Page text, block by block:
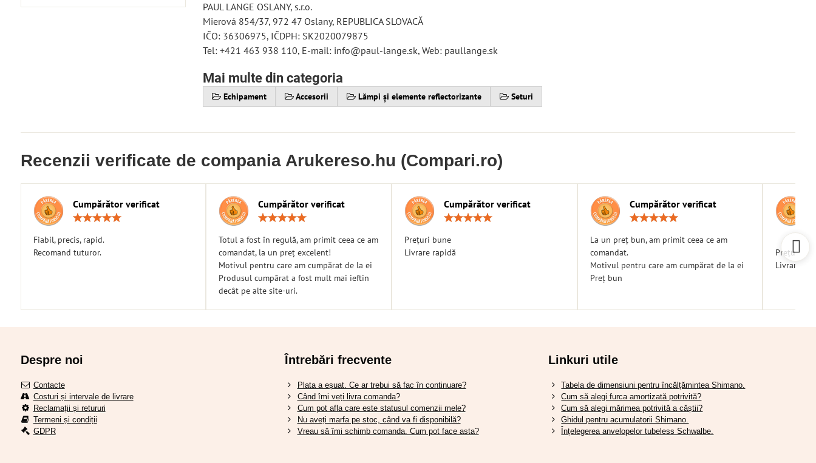
PAUL LANGE OSLANY, s.r.o.
Mierová 854/37, 972 47 Oslany, REPUBLICA SLOVACĂ
IČO: 36306975, IČDPH: SK2020079875
Tel: +421 463 938 110, E-mail: info@paul-lange.sk, Web: paullange.sk
Mai multe din categoria
Echipament Accesorii Lămpi și elemente reflectorizante Seturi
Recenzii verificate de compania Arukereso.hu (Compari.ro)
Cumpărător verificat
Fiabil, precis, rapid.
Recomand tuturor.
Cumpărător verificat
/
5
Totul a fost în regulă, am primit ceea ce am
comandat, la un preț excelent!
Motivul pentru care am cumpărat de la ei
Produsul cumpărat a fost mult mai ieftin
decât pe alte site-uri.
Cumpărător verificat
Prețuri bune
Livrare rapidă
Cumpărător verificat
/
5
La un preț bun, am primit ceea ce am
comandat.
Motivul pentru care am cumpărat de la ei
Preț bun
Prețuri
Livrare
Despre noi
Contacte
Costuri și intervale de livrare
Reclamații și retururi
Termeni și condiții
GDPR
Întrebări frecvente
Plata a eșuat. Ce ar trebui să fac în continuare?
Când îmi veți livra comanda?
Cum pot afla care este statusul comenzii mele?
Nu aveți marfa pe stoc, când va fi disponibilă?
Vreau să îmi schimb comanda. Cum pot face asta?
Linkuri utile
Tabela de dimensiuni pentru încălțămintea Shimano.
Cum să alegi furca amortizată potrivită?
Cum să alegi mărimea potrivită a căștii?
Ghidul pentru acumulatorii Shimano.
Înțelegerea anvelopelor tubeless Schwalbe.